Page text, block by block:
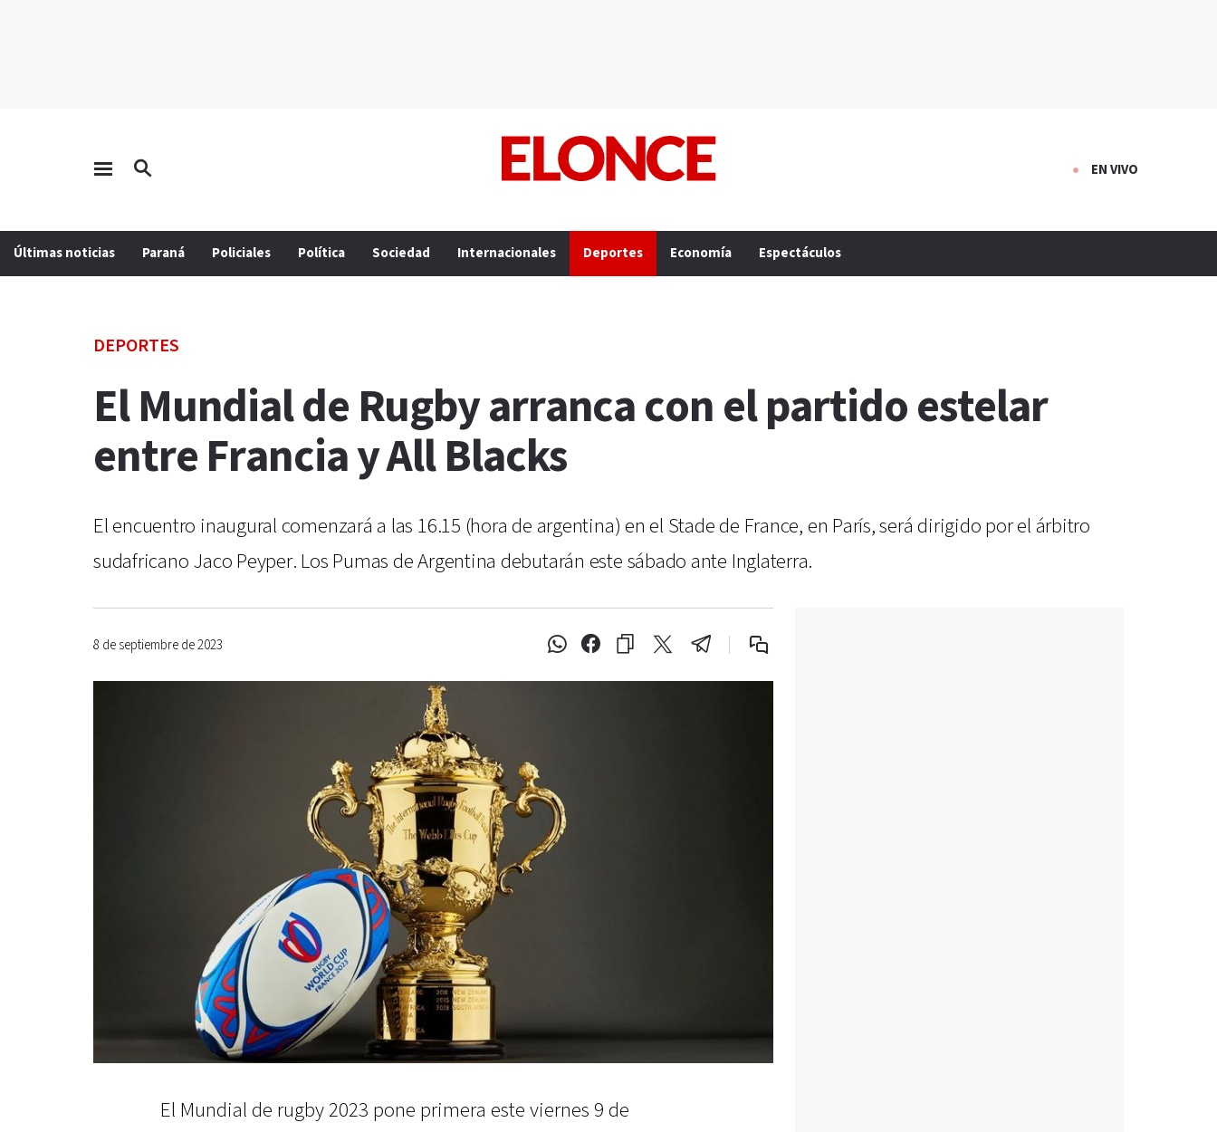
EN VIVO
Últimas noticias Paraná Policiales Política Sociedad Internacionales Deportes Economía Espectáculos
DEPORTES
El Mundial de Rugby arranca con el partido estelar
entre Francia y All Blacks
El encuentro inaugural comenzará a las 16.15 (hora de argentina) en el Stade de France, en París, será dirigido por el árbitro
sudafricano Jaco Peyper. Los Pumas de Argentina debutarán este sábado ante Inglaterra.
8 de septiembre de 2023
El Mundial de rugby 2023 pone primera este viernes 9 de